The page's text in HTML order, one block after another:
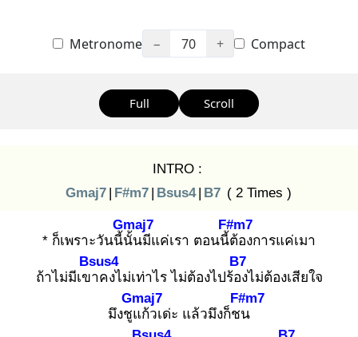
Metronome − 70 + Compact
Full Scroll
INTRO :
Gmaj7 | F#m7 | Bsus4 | B7 ( 2 Times )
* ก็เพราะวันนี้นั้
Gmaj7
นมีแค่เรา ตอนนี้ต้
F#m7
องการแค่เมา
ถ้าไม่มีเขา
Bsus4
คงไม่เท่าไร ไม่ต้องไปร้อง
B7
ไม่ต้องเสียใจ
มึงชูแ
Gmaj7
ก้วเด่ะ แล้วมึงก็ชน
F#m7